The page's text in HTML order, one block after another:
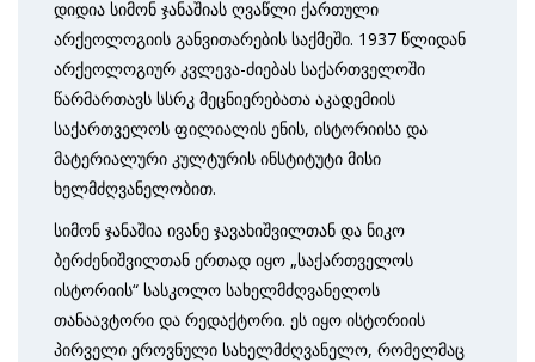
დიდია სიმონ ჯანაშიას ღვაწლი ქართული
არქეოლოგიის განვითარების საქმეში. 1937 წლიდან
არქეოლოგიურ კვლევა-ძიებას საქართველოში
წარმართავს სსრკ მეცნიერებათა აკადემიის
საქართველოს ფილიალის ენის, ისტორიისა და
მატერიალური კულტურის ინსტიტუტი მისი
ხელმძღვანელობით.
სიმონ ჯანაშია ივანე ჯავახიშვილთან და ნიკო
ბერძენიშვილთან ერთად იყო „საქართველოს
ისტორიის“ სასკოლო სახელმძღვანელოს
თანაავტორი და რედაქტორი. ეს იყო ისტორიის
პირველი ეროვნული სახელმძღვანელო, რომელმაც